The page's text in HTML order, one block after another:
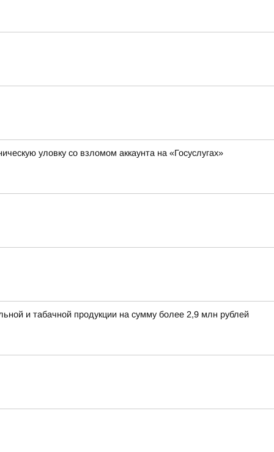
уловку со взломом аккаунта на «Госуслугах»
и табачной продукции на сумму более 2,9 млн рублей